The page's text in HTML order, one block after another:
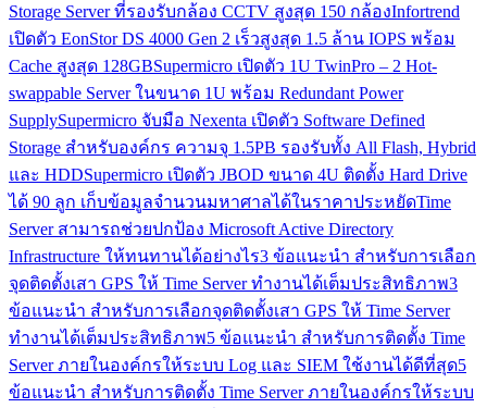
Storage Server ที่รองรับกล้อง CCTV สูงสุด 150 กล้องInfortrend
เปิดตัว EonStor DS 4000 Gen 2 เร็วสูงสุด 1.5 ล้าน IOPS พร้อม
Cache สูงสุด 128GBSupermicro เปิดตัว 1U TwinPro – 2 Hot-
swappable Server ในขนาด 1U พร้อม Redundant Power
SupplySupermicro จับมือ Nexenta เปิดตัว Software Defined
Storage สำหรับองค์กร ความจุ 1.5PB รองรับทั้ง All Flash, Hybrid
และ HDDSupermicro เปิดตัว JBOD ขนาด 4U ติดตั้ง Hard Drive
ได้ 90 ลูก เก็บข้อมูลจำนวนมหาศาลได้ในราคาประหยัดTime
Server สามารถช่วยปกป้อง Microsoft Active Directory
Infrastructure ให้ทนทานได้อย่างไร3 ข้อแนะนำ สำหรับการเลือก
จุดติดตั้งเสา GPS ให้ Time Server ทำงานได้เต็มประสิทธิภาพ3
ข้อแนะนำ สำหรับการเลือกจุดติดตั้งเสา GPS ให้ Time Server
ทำงานได้เต็มประสิทธิภาพ5 ข้อแนะนำ สำหรับการติดตั้ง Time
Server ภายในองค์กรให้ระบบ Log และ SIEM ใช้งานได้ดีที่สุด5
ข้อแนะนำ สำหรับการติดตั้ง Time Server ภายในองค์กรให้ระบบ